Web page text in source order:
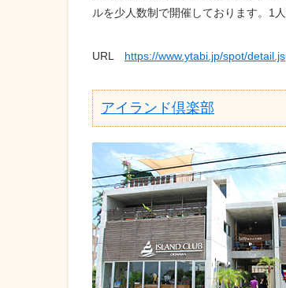
ルを少人数制で開催しております。1
URL https://www.ytabi.jp/spot/
アイランド倶楽部